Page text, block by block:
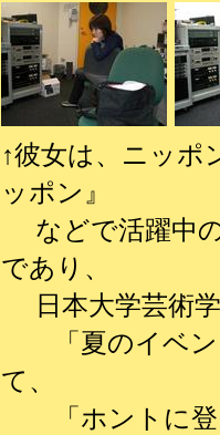
↑彼女は、ニッポ
ッポン』
などで活躍中
であり、
日本大学芸術学
「夏のイベン
て、
「ホントに登